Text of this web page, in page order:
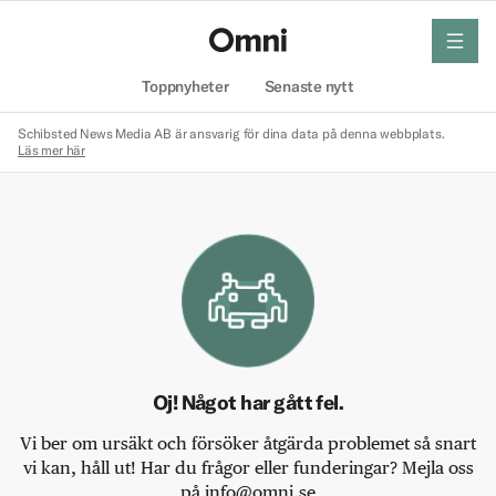
Toppnyheter Senaste nytt
meny
Schibsted News Media AB är ansvarig för dina data på denna webbplats.
Läs mer här
Oj! Något har gått fel.
Vi ber om ursäkt och försöker åtgärda problemet så snart
vi kan, håll ut! Har du frågor eller funderingar? Mejla oss